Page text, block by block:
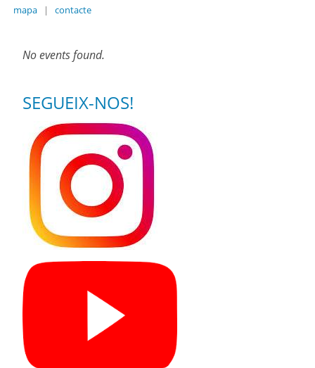
mapa
| contacte
No events found.
SEGUEIX-NOS!